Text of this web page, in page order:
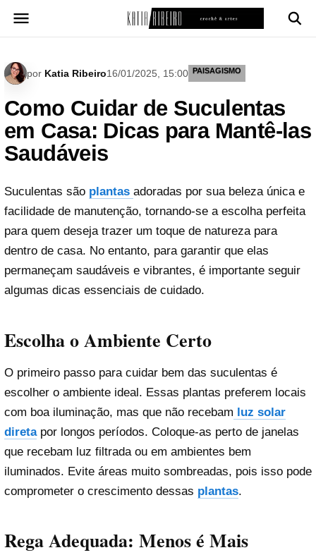
para
por Katia Ribeiro16/01/2025, 15:00 PAISAGISMO
Como Cuidar de Suculentas
em Casa: Dicas para Mantê-las
Saudáveis
Suculentas são plantas adoradas por sua beleza única e
facilidade de manutenção, tornando-se a escolha perfeita
para quem deseja trazer um toque de natureza para
dentro de casa. No entanto, para garantir que elas
permaneçam saudáveis e vibrantes, é importante seguir
algumas dicas essenciais de cuidado.
Escolha o Ambiente Certo
O primeiro passo para cuidar bem das suculentas é
escolher o ambiente ideal. Essas plantas preferem locais
com boa iluminação, mas que não recebam luz solar
diretapor longos períodos. Coloque-as perto de janelas
que recebam luz filtrada ou em ambientes bem
iluminados. Evite áreas muito sombreadas, pois isso pode
comprometer o crescimento dessas plantas.
Rega Adequada: Menos é Mais